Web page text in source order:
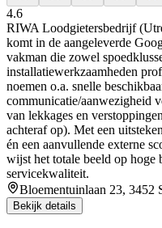
4.6
RIWA Loodgietersbedrijf
komt in de aangeleverde
vakman die zowel
installatiewerkzaamheden
noemen o.a. snelle
communicatie/aanwezigheid
van lekkages en
achteraf op). Met een
én een aanvullende externe
wijst het totale beeld op hoge
servicekwaliteit.
Bloementuinlaan 23, 3452
Bekijk details